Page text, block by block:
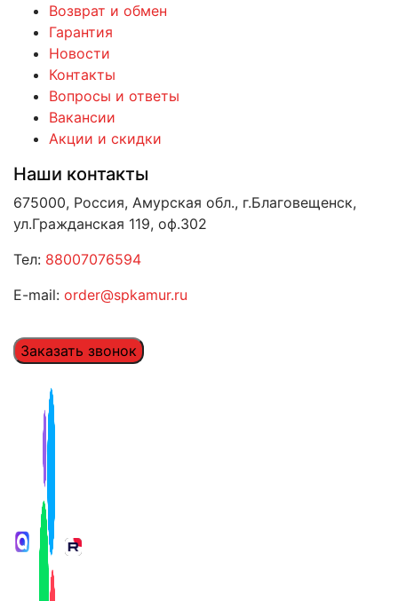
Возврат и обмен
Гарантия
Новости
Контакты
Вопросы и ответы
Вакансии
Акции и скидки
Наши контакты
675000, Россия, Амурская обл., г.Благовещенск,
ул.Гражданская 119, оф.302
Тел: 88007076594
E-mail: order@spkamur.ru
Заказать звонок